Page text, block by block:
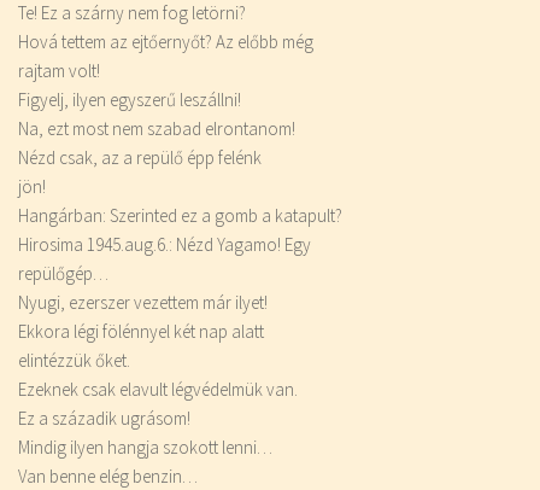
Te! Ez a szárny nem fog letörni?
Hová tettem az ejtőernyőt? Az előbb még
rajtam volt!
Figyelj, ilyen egyszerű leszállni!
Na, ezt most nem szabad elrontanom!
Nézd csak, az a repülő épp felénk
jön!
Hangárban: Szerinted ez a gomb a katapult?
Hirosima 1945.aug.6.: Nézd Yagamo! Egy
repülőgép…
Nyugi, ezerszer vezettem már ilyet!
Ekkora légi fölénnyel két nap alatt
elintézzük őket.
Ezeknek csak elavult légvédelmük van.
Ez a századik ugrásom!
Mindig ilyen hangja szokott lenni…
Van benne elég benzin…